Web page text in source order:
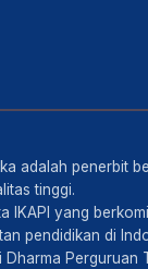
adalah penerbit
tinggi.
IKAPI yang
pendidikan di
Dharma Perguruan